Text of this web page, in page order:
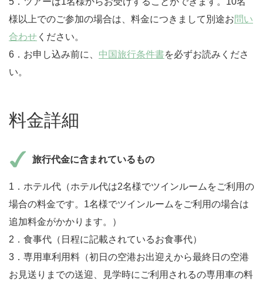
様以上でのご参加の場合は、料金につきまして別途お問い
合わせ ください。
6．お申し込み前に、 中国旅行条件書を必ずお読みくださ
い。
料金詳細
旅行代金に含まれているもの
1．ホテル代（ホテル代は2名様でツインルームをご利用の
場合の料金です。1名様でツインルームをご利用の場合は
追加料金がかかります。）
2．食事代（日程に記載されているお食事代）
3．専用車利用料（初日の空港お出迎えから最終日の空港
お見送りまでの送迎、見学時にご利用されるの専用車の料